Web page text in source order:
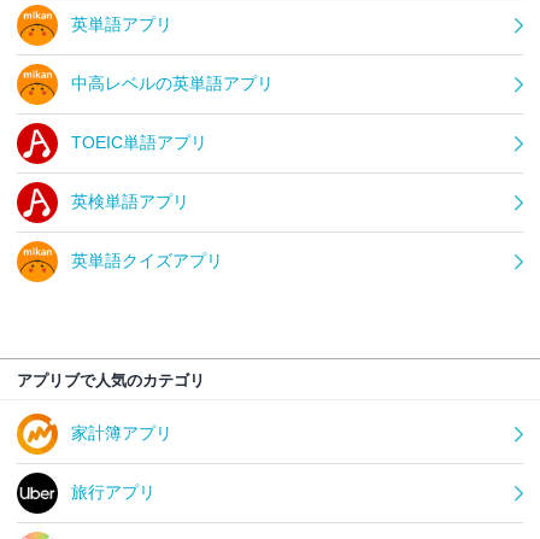
英単語アプリ
中高レベルの英単語アプリ
TOEIC単語アプリ
英検単語アプリ
英単語クイズアプリ
アプリブで人気のカテゴリ
家計簿アプリ
旅行アプリ